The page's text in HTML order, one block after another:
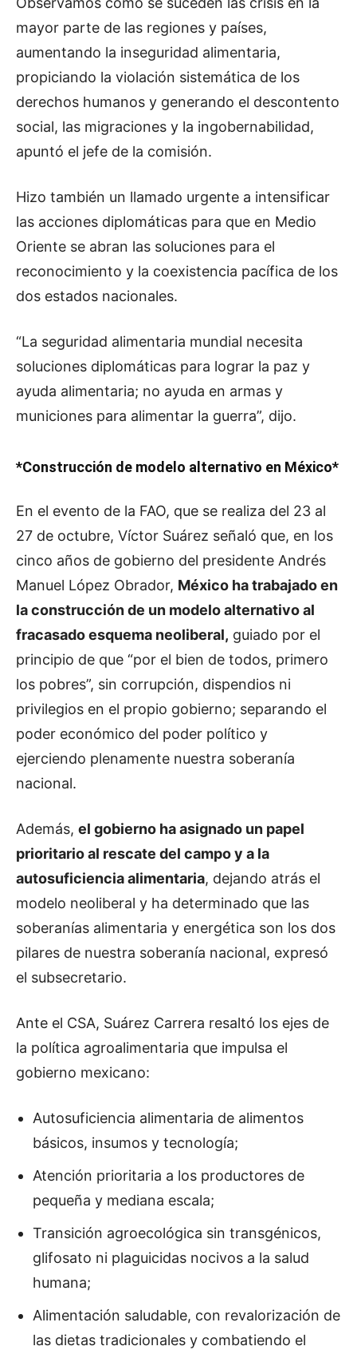
mayor parte de las regiones y países,
aumentando la inseguridad alimentaria,
propiciando la violación sistemática de los
derechos humanos y generando el descontento
social, las migraciones y la ingobernabilidad,
apuntó el jefe de la comisión.
Hizo también un llamado urgente a intensificar
las acciones diplomáticas para que en Medio
Oriente se abran las soluciones para el
reconocimiento y la coexistencia pacífica de los
dos estados nacionales.
“La seguridad alimentaria mundial necesita
soluciones diplomáticas para lograr la paz y
ayuda alimentaria; no ayuda en armas y
municiones para alimentar la guerra”, dijo.
*Construcción de modelo alternativo en México*
En el evento de la FAO, que se realiza del 23 al
27 de octubre, Víctor Suárez señaló que, en los
cinco años de gobierno del presidente Andrés
Manuel López Obrador, México ha trabajado en
la construcción de un modelo alternativo al
fracasado esquema neoliberal, guiado por el
principio de que “por el bien de todos, primero
los pobres”, sin corrupción, dispendios ni
privilegios en el propio gobierno; separando el
poder económico del poder político y
ejerciendo plenamente nuestra soberanía
nacional.
Además, el gobierno ha asignado un papel
prioritario al rescate del campo y a la
autosuficiencia alimentaria, dejando atrás el
modelo neoliberal y ha determinado que las
soberanías alimentaria y energética son los dos
pilares de nuestra soberanía nacional, expresó
el subsecretario.
Ante el CSA, Suárez Carrera resaltó los ejes de
la política agroalimentaria que impulsa el
gobierno mexicano:
Autosuficiencia alimentaria de alimentos
básicos, insumos y tecnología;
Atención prioritaria a los productores de
pequeña y mediana escala;
Transición agroecológica sin transgénicos,
glifosato ni plaguicidas nocivos a la salud
humana;
Alimentación saludable, con revalorización de
las dietas tradicionales y combatiendo el